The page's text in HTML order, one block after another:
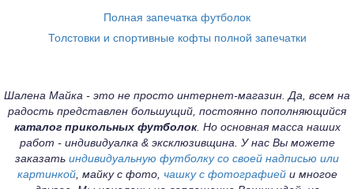
Полная запечатка футболок
Толстовки и спортивные кофты полной запечатки
Шалена Майка - это не просто интернет-магазин. Да, всем на
радость представлен большущий, постоянно пополняющийся
каталог прикольных футболок. Но основная масса наших
работ - индивидуалка & эксклюзивщина. У нас Вы можете
заказать индивидуальную футболку со своей надписью или
картинкой, майку с фото, чашку с фотографиейи многое